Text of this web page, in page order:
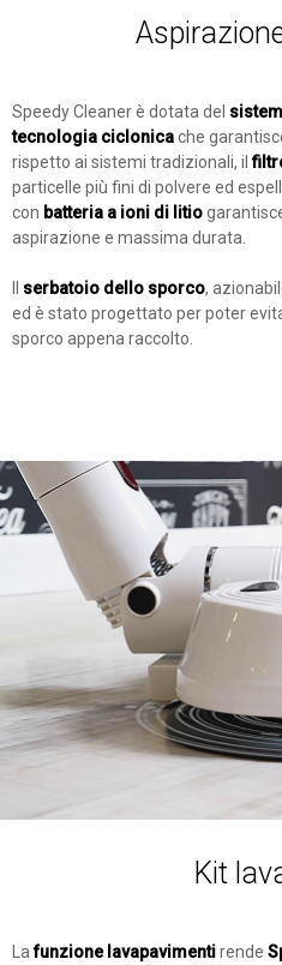
Speedy Cleaner è dotata del
tecnologia ciclonicache
rispetto ai sistemi tradizionali, il
particelle più fini di polvere ed
con batteria a ioni di litio
aspirazione e massima durata.
serbatoio dello sporco,
ed è stato progettato per poter
sporco appena raccolto.
Kit
Lafunzione lavapavimentirende